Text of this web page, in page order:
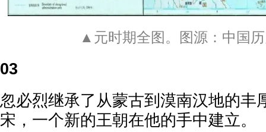
▲元时期全图。图源：中国
03
忽必烈继承了从蒙古到漠南汉地的丰
宋，一个新的王朝在他的手中建立。